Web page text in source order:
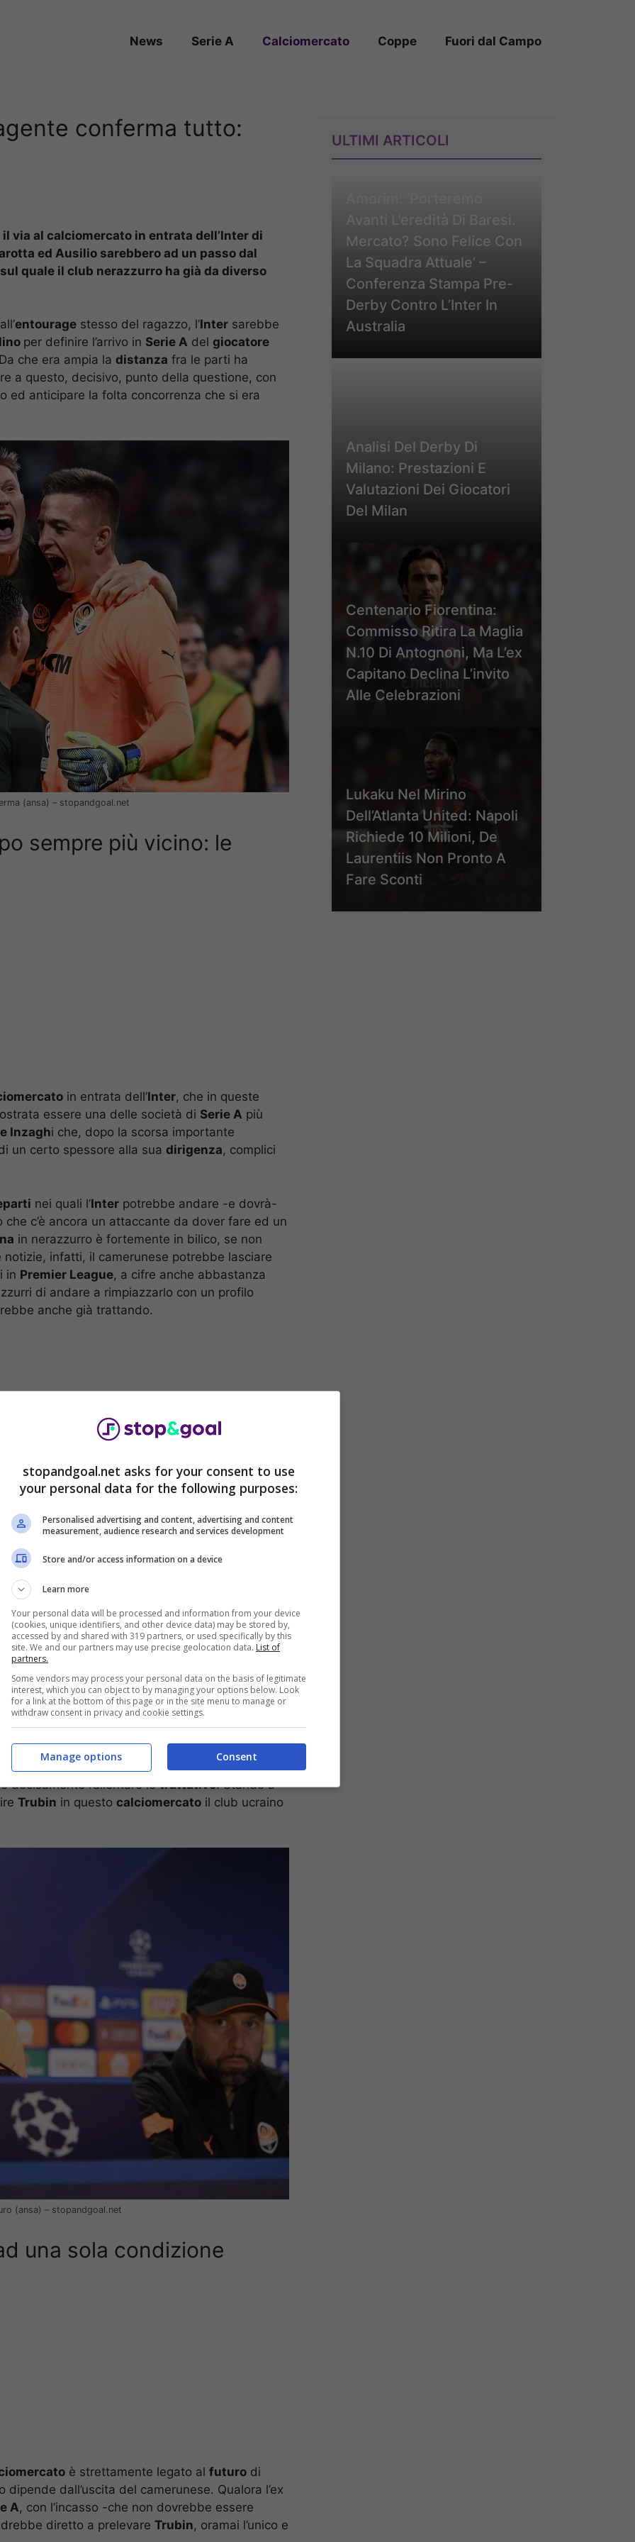
News Serie A Calciomercato Coppe Fuori dal Campo
conferma tutto:
via al calciomercato in entrata dell’Inter di
ed Ausilio sarebbero ad un passo dal
quale il club nerazzurro ha già da diverso
entourage stesso del ragazzo, l’Inter sarebbe
per definire l’arrivo in Serie A del giocatore
che era ampia la distanza fra le parti ha
a questo, decisivo, punto della questione, con
ed anticipare la folta concorrenza che si era
(ansa) – stopandgoal.net
sempre più vicino: le
in entrata dell’Inter, che in queste
essere una delle società di Serie A più
Inzaghi che, dopo la scorsa importante
un certo spessore alla sua dirigenza, complici
nei quali l’Inter potrebbe andare -e dovrà-
che c’è ancora un attaccante da dover fare ed un
in nerazzurro è fortemente in bilico, se non
infatti, il camerunese potrebbe lasciare
in Premier League, a cifre anche abbastanza
di andare a rimpiazzarlo con un profilo
anche già trattando.
è stato lo stessoentouragediAnatoly Trubin, che
con lo
ucraino in questocalciomercato , indicato essere
le richieste dello
potrebbe fareall-insuAnatoly Trubindello
è messo in mostra con la maglia dell’ex club di
club d’Europa.
essere quello in vantaggio, anche se le
decisamente rallentare letrattative. Stando a
Trubin in questo calciomercato il club ucraino
(ansa) – stopandgoal.net
una sola condizione
è strettamente legato al futuro di
dipende dall’uscita del camerunese. Qualora l’ex
A, con l’incasso -che non dovrebbe essere
diretto a prelevare Trubin, oramai l’unico e
ULTIMI ARTICOLI
Avanti L’eredità Di Baresi.
Mercato? Sono Felice Con
La Squadra Attuale’ –
Conferenza Stampa Pre-
Derby Contro L’Inter In
Australia
Analisi Del Derby Di
Milano: Prestazioni E
Valutazioni Dei Giocatori
Del Milan
Centenario Fiorentina:
Commisso Ritira La Maglia
N.10 Di Antognoni, Ma L’ex
Capitano Declina L’invito
Alle Celebrazioni
Lukaku Nel Mirino
Dell’Atlanta United: Napoli
Richiede 10 Milioni, De
Laurentiis Non Pronto A
Fare Sconti
stopandgoal.net asks for your consent to use
your personal data for the following purposes:
Personalised advertising and content, advertising and content
measurement, audience research and services development
Store and/or access information on a device
Learn more
Your personal data will be processed and information from your device
(cookies, unique identifiers, and other device data) may be stored by,
accessed by and shared with 319 partners, or used specifically by this
site. We and our partners may use precise geolocation data. List of
partners.
Some vendors may process your personal data on the basis of legitimate
interest, which you can object to by managing your options below. Look
for a link at the bottom of this page or in the site menu to manage or
withdraw consent in privacy and cookie settings.
Consent
Manage options